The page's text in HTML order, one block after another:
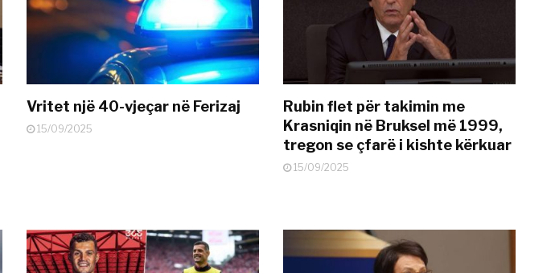
Vritet një 40-vjeçar në Ferizaj
15/09/2025
Rubin flet për takimin me
Krasniqin në Bruksel më 1999,
tregon se çfarë i kishte kërkuar
15/09/2025